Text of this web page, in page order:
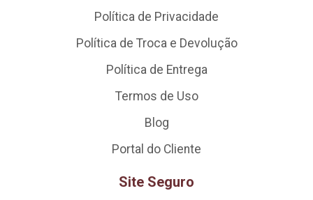
Política de Privacidade
Política de Troca e Devolução
Política de Entrega
Termos de Uso
Blog
Portal do Cliente
Site Seguro